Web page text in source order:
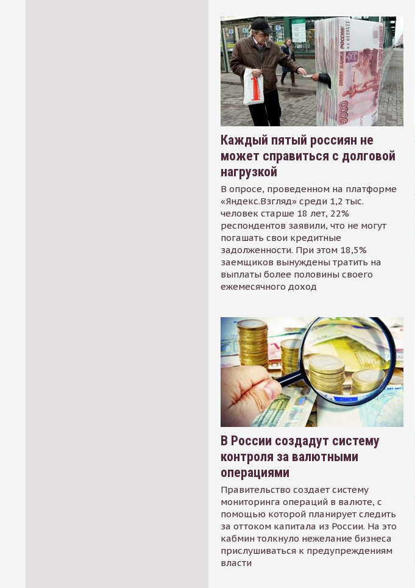
Каждый пятый россиян не
может справиться с долговой
нагрузкой
В опросе, проведенном на платформе
«Яндекс.Взгляд» среди 1,2 тыс.
человек старше 18 лет, 22%
респондентов заявили, что не могут
погашать свои кредитные
задолженности. При этом 18,5%
заемщиков вынуждены тратить на
выплаты более половины своего
ежемесячного доход
В России создадут систему
контроля за валютными
операциями
Правительство создает систему
мониторинга операций в валюте, с
помощью которой планирует следить
за оттоком капитала из России. На это
кабмин толкнуло нежелание бизнеса
прислушиваться к предупреждениям
власти